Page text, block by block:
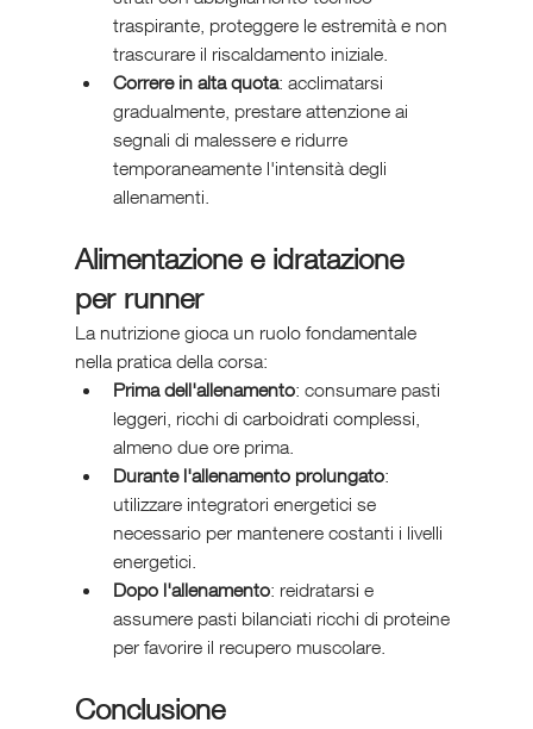
traspirante, proteggere le estremità e non
trascurare il riscaldamento iniziale.
Correre in alta quota: acclimatarsi
gradualmente, prestare attenzione ai
segnali di malessere e ridurre
temporaneamente l'intensità degli
allenamenti.
Alimentazione e idratazione
per runner
La nutrizione gioca un ruolo fondamentale
nella pratica della corsa:
Prima dell'allenamento: consumare pasti
leggeri, ricchi di carboidrati complessi,
almeno due ore prima.
Durante l'allenamento prolungato:
utilizzare integratori energetici se
necessario per mantenere costanti i livelli
energetici.
Dopo l'allenamento: reidratarsi e
assumere pasti bilanciati ricchi di proteine
per favorire il recupero muscolare.
Conclusione